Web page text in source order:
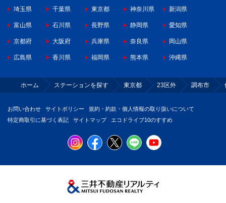
埼玉県 千葉県 東京都 神奈川県 新潟県
富山県 石川県 長野県 静岡県 愛知県
京都府 大阪府 兵庫県 奈良県 岡山県
広島県 香川県 福岡県 熊本県 沖縄県
ホーム ステーションを探す 東京都 23区外 調布市
お問い合わせ サイトポリシー
規約・約款・個人情報の取り扱いについて
特定商取引に基づく表記
サイトマップ エコドライブ10のすすめ